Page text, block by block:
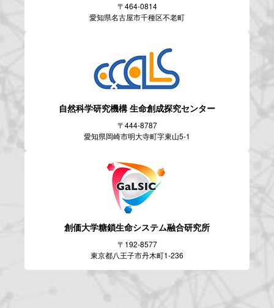
〒464-0814
愛知県名古屋市千種区不老町
自然科学研究機構生命創成探究センター
〒444-8787
愛知県岡崎市明大寺町字東山5-1
創価大学糖鎖生命システム融合研究所
〒192-8577
東京都八王子市丹木町1-236